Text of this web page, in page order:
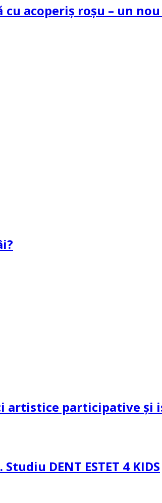
acoperiș roșu – un
artistice participative
DENT ESTET 4 KIDS